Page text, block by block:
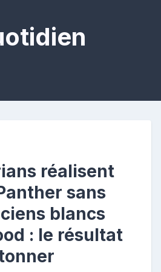
réalisent
sans
blancs
: le résultat